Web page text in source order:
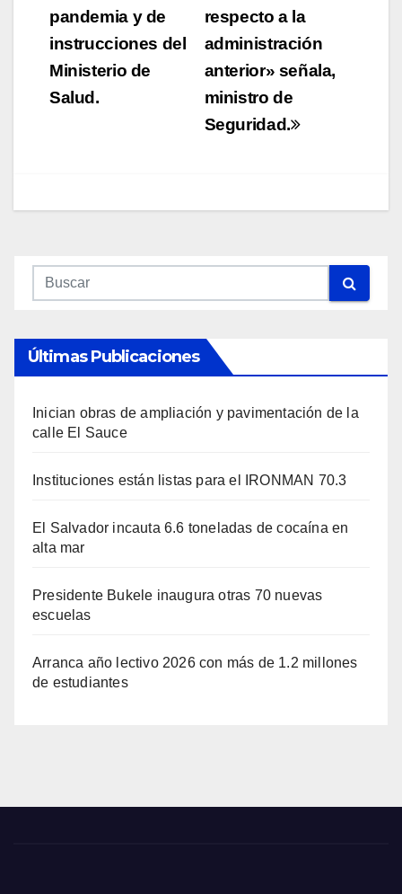
respecto a la
administración
anterior» señala,
ministro de
Seguridad.
pandemia y de
instrucciones del
Ministerio de
Salud.
Últimas Publicaciones
Inician obras de ampliación y pavimentación de la
calle El Sauce
Instituciones están listas para el IRONMAN 70.3
El Salvador incauta 6.6 toneladas de cocaína en
alta mar
Presidente Bukele inaugura otras 70 nuevas
escuelas
Arranca año lectivo 2026 con más de 1.2 millones
de estudiantes